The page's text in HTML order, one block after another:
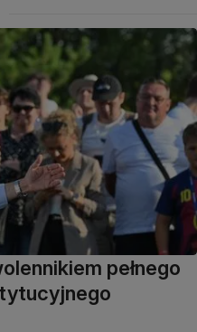
pełnego